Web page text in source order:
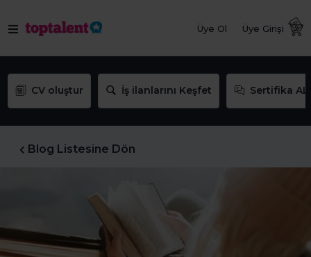
Üye Ol Üye Girişi
CV oluştur İş ilanlarını Keşfet Sertifika AL
Blog Listesine Dön